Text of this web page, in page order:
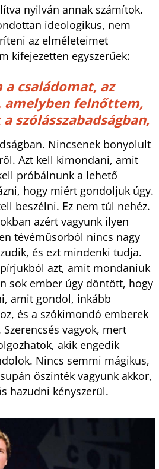
nyilván annak számítok.
ideologikus, nem
az elméleteimet
kifejezetten egyszerűek:
a családomat, az
amelyben felnőttem,
szólásszabadságban,
Nincsenek bonyolult
Azt kell kimondani, amit
próbálnunk a lehető
hogy miért gondoljuk úgy.
beszélni. Ez nem túl nehéz.
azért vagyunk ilyen
tévéműsorból nincs nagy
és ezt mindenki tudja.
azt, amit mondaniuk
sok ember úgy döntött, hogy
amit gondol, inkább
és a szókimondó emberek
vagyok, mert
akik engedik
Nincs semmi mágikus,
őszinték vagyunk akkor,
hazudni kényszerül.